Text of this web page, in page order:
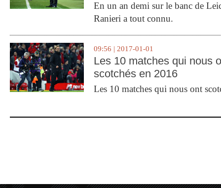
En un an demi sur le banc de
Ranieri a tout connu.
09:56 | 2017-01-01
Les 10 matches qui nous
scotchés en 2016
Les 10 matches qui nous ont